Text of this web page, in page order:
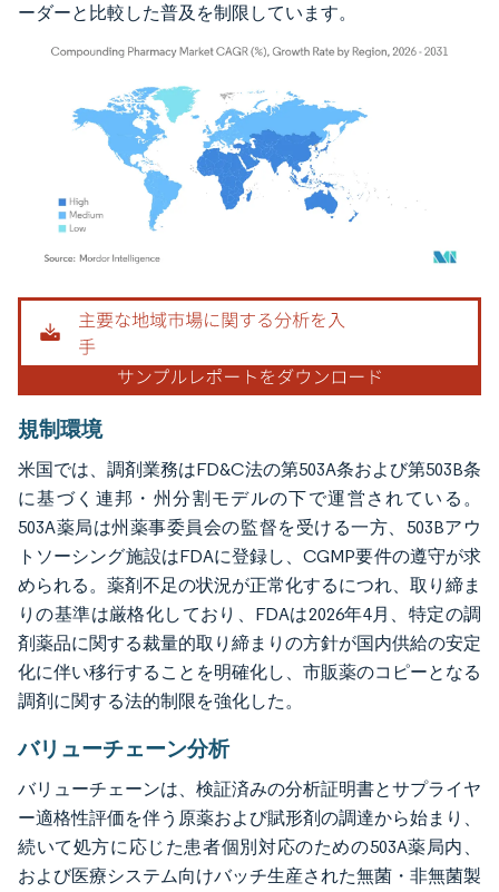
ーダーと比較した普及を制限しています。
画像 © Mordor Intelligence。再利用にはCC BY 4.0の表示が必要です。
規制環境
米国では、調剤業務はFD&C法の第503A条および第503B条
に基づく連邦・州分割モデルの下で運営されている。
503A薬局は州薬事委員会の監督を受ける一方、503Bアウ
トソーシング施設はFDAに登録し、CGMP要件の遵守が求
められる。薬剤不足の状況が正常化するにつれ、取り締ま
りの基準は厳格化しており、FDAは2026年4月、特定の調
剤薬品に関する裁量的取り締まりの方針が国内供給の安定
化に伴い移行することを明確化し、市販薬のコピーとなる
調剤に関する法的制限を強化した。
バリューチェーン分析
バリューチェーンは、検証済みの分析証明書とサプライヤ
ー適格性評価を伴う原薬および賦形剤の調達から始まり、
続いて処方に応じた患者個別対応のための503A薬局内、
および医療システム向けバッチ生産された無菌・非無菌製